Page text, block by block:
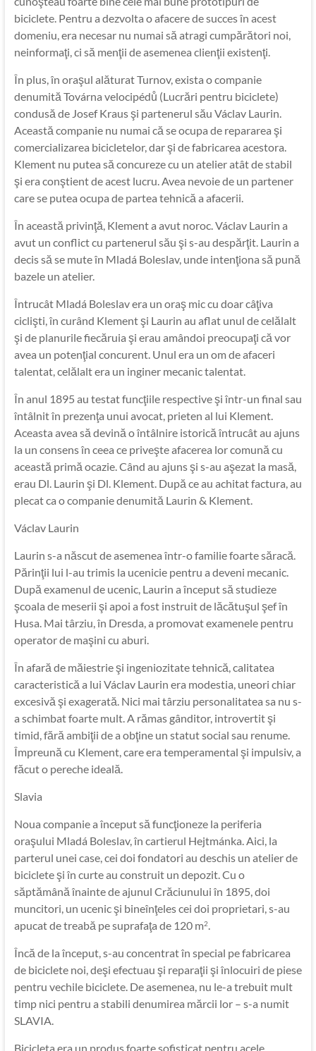
biciclete. Pentru a dezvolta o afacere de succes în acest
domeniu, era necesar nu numai să atragi cumpărători noi,
neinformaţi, ci să menţii de asemenea clienţii existenţi.
În plus, în oraşul alăturat Turnov, exista o companie
denumită Továrna velocipédů (Lucrări pentru biciclete)
condusă de Josef Kraus şi partenerul său Václav Laurin.
Această companie nu numai că se ocupa de repararea şi
comercializarea bicicletelor, dar şi de fabricarea acestora.
Klement nu putea să concureze cu un atelier atât de stabil
şi era conştient de acest lucru. Avea nevoie de un partener
care se putea ocupa de partea tehnică a afacerii.
În această privinţă, Klement a avut noroc. Václav Laurin a
avut un conflict cu partenerul său şi s-au despărţit. Laurin a
decis să se mute în Mladá Boleslav, unde intenţiona să pună
bazele un atelier.
Întrucât Mladá Boleslav era un oraş mic cu doar câţiva
ciclişti, în curând Klement şi Laurin au aflat unul de celălalt
şi de planurile fiecăruia şi erau amândoi preocupaţi că vor
avea un potenţial concurent. Unul era un om de afaceri
talentat, celălalt era un inginer mecanic talentat.
În anul 1895 au testat funcţiile respective şi într-un final sau
întâlnit în prezenţa unui avocat, prieten al lui Klement.
Aceasta avea să devină o întâlnire istorică întrucât au ajuns
la un consens în ceea ce priveşte afacerea lor comună cu
această primă ocazie. Când au ajuns şi s-au aşezat la masă,
erau Dl. Laurin şi Dl. Klement. După ce au achitat factura, au
plecat ca o companie denumită Laurin & Klement.
Václav Laurin
Laurin s-a născut de asemenea într-o familie foarte săracă.
Părinţii lui l-au trimis la ucenicie pentru a deveni mecanic.
După examenul de ucenic, Laurin a început să studieze
şcoala de meserii şi apoi a fost instruit de lăcătuşul şef în
Husa. Mai târziu, în Dresda, a promovat examenele pentru
operator de maşini cu aburi.
În afară de măiestrie şi ingeniozitate tehnică, calitatea
caracteristică a lui Václav Laurin era modestia, uneori chiar
excesivă şi exagerată. Nici mai târziu personalitatea sa nu s-
a schimbat foarte mult. A rămas gânditor, introvertit şi
timid, fără ambiţii de a obţine un statut social sau renume.
Împreună cu Klement, care era temperamental şi impulsiv, a
făcut o pereche ideală.
Slavia
Noua companie a început să funcţioneze la periferia
oraşului Mladá Boleslav, în cartierul Hejtmánka. Aici, la
parterul unei case, cei doi fondatori au deschis un atelier de
biciclete şi în curte au construit un depozit. Cu o
săptămână înainte de ajunul Crăciunului în 1895, doi
muncitori, un ucenic şi bineînţeles cei doi proprietari, s-au
apucat de treabă pe suprafaţa de 120 m2.
Încă de la început, s-au concentrat în special pe fabricarea
de biciclete noi, deşi efectuau şi reparaţii şi înlocuiri de piese
pentru vechile biciclete. De asemenea, nu le-a trebuit mult
timp nici pentru a stabili denumirea mărcii lor – s-a numit
SLAVIA.
Bicicleta era un produs foarte sofisticat pentru acele